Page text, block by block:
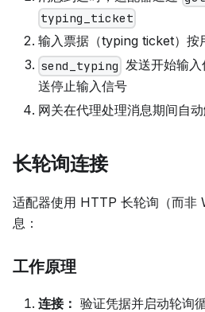
typing_ticket
输入票据（typing ticket）按
send_typing 发送开始输入
送停止输入信号
网关在代理处理消息期间自
长轮询连接
适配器使用 HTTP 长轮询（而非
息：
工作原理
连接： 验证凭据并启动轮询